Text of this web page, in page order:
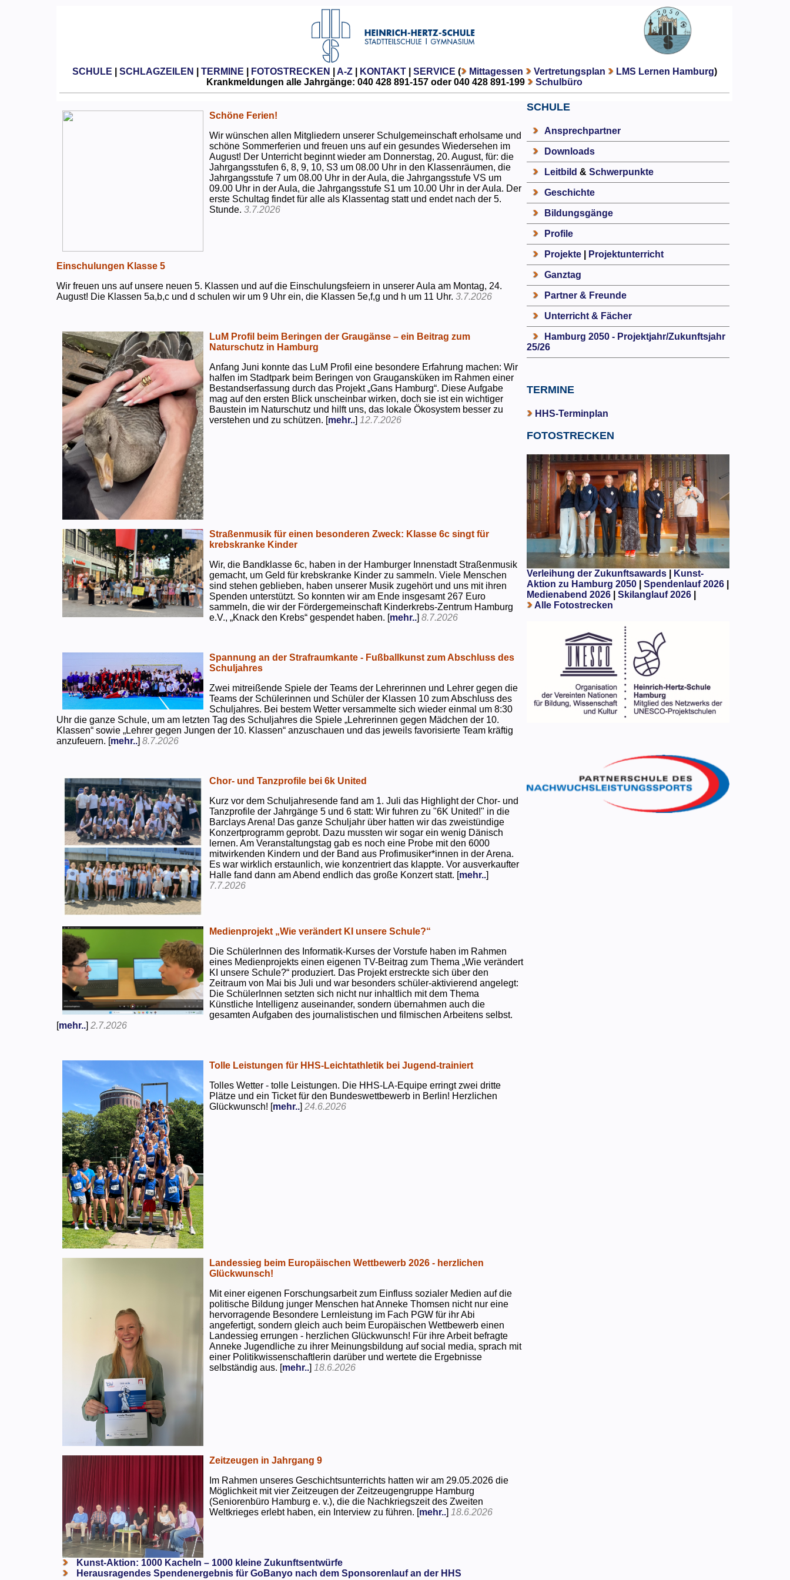
SCHULE SCHLAGZEILEN TERMINE FOTOSTRECKEN A-Z| KONTAKT| SERVICE ( Mittagessen Vertretungsplan LMS Lernen Hamburg)
Krankmeldungen alle Jahrgänge: 040 428 891-157 oder 040 428 891-199
Schulbüro
Schöne Ferien!
Wir wünschen allen Mitgliedern unserer Schulgemeinschaft erholsame und
schöne Sommerferien und freuen uns auf ein gesundes Wiedersehen im
August! Der Unterricht beginnt wieder am Donnerstag, 20. August, für: die
Jahrgangsstufen 6, 8, 9, 10, S3 um 08.00 Uhr in den Klassenräumen, die
Jahrgangsstufe 7 um 08.00 Uhr in der Aula, die Jahrgangsstufe VS um
09.00 Uhr in der Aula, die Jahrgangsstufe S1 um 10.00 Uhr in der Aula. Der
erste Schultag findet für alle als Klassentag statt und endet nach der 5.
Stunde.3.7.2026
Einschulungen Klasse 5
Wir freuen uns auf unsere neuen 5. Klassen und auf die Einschulungsfeiern in unserer Aula am Montag, 24.
August! Die Klassen 5a,b,c und d schulen wir um 9 Uhr ein, die Klassen 5e,f,g und h um 11 Uhr.3.7.2026
LuM Profil beim Beringen der Graugänse – ein Beitrag zum
Naturschutz in Hamburg
Anfang Juni konnte das LuM Profil eine besondere Erfahrung machen: Wir
halfen im Stadtpark beim Beringen von Graugansküken im Rahmen einer
Bestandserfassung durch das Projekt „Gans Hamburg“. Diese Aufgabe
mag auf den ersten Blick unscheinbar wirken, doch sie ist ein wichtiger
Baustein im Naturschutz und hilft uns, das lokale Ökosystem besser zu
verstehen und zu schützen. [mehr..] 12.7.2026
Straßenmusik für einen besonderen Zweck: Klasse 6c singt für
krebskranke Kinder
Wir, die Bandklasse 6c, haben in der Hamburger Innenstadt Straßenmusik
gemacht, um Geld für krebskranke Kinder zu sammeln. Viele Menschen
sind stehen geblieben, haben unserer Musik zugehört und uns mit ihren
Spenden unterstützt. So konnten wir am Ende insgesamt 267 Euro
sammeln, die wir der Fördergemeinschaft Kinderkrebs-Zentrum Hamburg
e.V., „Knack den Krebs“ gespendet haben. [mehr..]8.7.2026
Spannung an der Strafraumkante - Fußballkunst zum Abschluss des
Schuljahres
Zwei mitreißende Spiele der Teams der Lehrerinnen und Lehrer gegen die
Teams der Schülerinnen und Schüler der Klassen 10 zum Abschluss des
Schuljahres. Bei bestem Wetter versammelte sich wieder einmal um 8:30
Uhr die ganze Schule, um am letzten Tag des Schuljahres die Spiele „Lehrerinnen gegen Mädchen der 10.
Klassen“ sowie „Lehrer gegen Jungen der 10. Klassen“ anzuschauen und das jeweils favorisierte Team kräftig
anzufeuern. [mehr..]8.7.2026
Chor- und Tanzprofile bei 6k United
Kurz vor dem Schuljahresende fand am 1. Juli das Highlight der Chor- und
Tanzprofile der Jahrgänge 5 und 6 statt: Wir fuhren zu "6K United!" in die
Barclays Arena! Das ganze Schuljahr über hatten wir das zweistündige
Konzertprogramm geprobt. Dazu mussten wir sogar ein wenig Dänisch
lernen. Am Veranstaltungstag gab es noch eine Probe mit den 6000
mitwirkenden Kindern und der Band aus Profimusiker*innen in der Arena.
Es war wirklich erstaunlich, wie konzentriert das klappte. Vor ausverkaufter
Halle fand dann am Abend endlich das große Konzert statt. [mehr..]
7.7.2026
Medienprojekt „Wie verändert KI unsere Schule?“
Die SchülerInnen des Informatik-Kurses der Vorstufe haben im Rahmen
eines Medienprojekts einen eigenen TV-Beitrag zum Thema „Wie verändert
KI unsere Schule?“ produziert. Das Projekt erstreckte sich über den
Zeitraum von Mai bis Juli und war besonders schüler-aktivierend angelegt:
Die SchülerInnen setzten sich nicht nur inhaltlich mit dem Thema
Künstliche Intelligenz auseinander, sondern übernahmen auch die
gesamten Aufgaben des journalistischen und filmischen Arbeitens selbst.
[mehr..]2.7.2026
Tolle Leistungen für HHS-Leichtathletik bei Jugend-trainiert
Tolles Wetter - tolle Leistungen. Die HHS-LA-Equipe erringt zwei dritte
Plätze und ein Ticket für den Bundeswettbewerb in Berlin! Herzlichen
Glückwunsch! [mehr..]24.6.2026
Landessieg beim Europäischen Wettbewerb 2026 - herzlichen
Glückwunsch!
Mit einer eigenen Forschungsarbeit zum Einfluss sozialer Medien auf die
politische Bildung junger Menschen hat Anneke Thomsen nicht nur eine
hervorragende Besondere Lernleistung im Fach PGW für ihr Abi
angefertigt, sondern gleich auch beim Europäischen Wettbewerb einen
Landessieg errungen - herzlichen Glückwunsch! Für ihre Arbeit befragte
Anneke Jugendliche zu ihrer Meinungsbildung auf social media, sprach mit
einer Politikwissenschaftlerin darüber und wertete die Ergebnisse
selbständig aus. [mehr..] 18.6.2026
Zeitzeugen in Jahrgang 9
Im Rahmen unseres Geschichtsunterrichts hatten wir am 29.05.2026 die
Möglichkeit mit vier Zeitzeugen der Zeitzeugengruppe Hamburg
(Seniorenbüro Hamburg e. v.), die die Nachkriegszeit des Zweiten
Weltkrieges erlebt haben, ein Interview zu führen. [mehr..] 18.6.2026
Kunst-Aktion: 1000 Kacheln – 1000 kleine Zukunftsentwürfe
Herausragendes Spendenergebnis für GoBanyo nach dem Sponsorenlauf an der HHS
SCHULE
Ansprechpartner
Downloads
Leitbild & Schwerpunkte
Geschichte
Bildungsgänge
Profile
Projekte| Projektunterricht
Ganztag
Partner & Freunde
Unterricht & Fächer
Hamburg 2050 - Projektjahr/Zukunftsjahr
25/26
TERMINE
HHS-Terminplan
FOTOSTRECKEN
Verleihung der Zukunftsawards|
Kunst-
Aktion zu Hamburg 2050
Spendenlauf 2026|
Medienabend 2026| Skilanglauf 2026|
Alle Fotostrecken